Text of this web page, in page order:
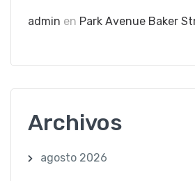
admin en Park Avenue Baker
Archivos
agosto 2026